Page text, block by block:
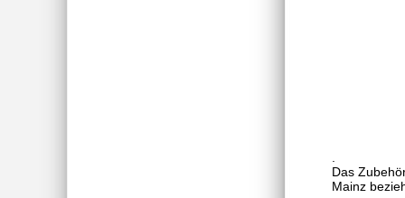
Das
Mainz